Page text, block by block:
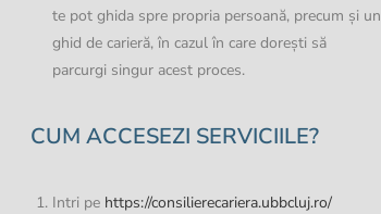
te pot ghida spre propria persoană, precum și un
ghid de carieră, în cazul în care dorești să
parcurgi singur acest proces.
CUM ACCESEZI SERVICIILE?
Intri pe https://consilierecariera.ubbcluj.ro/